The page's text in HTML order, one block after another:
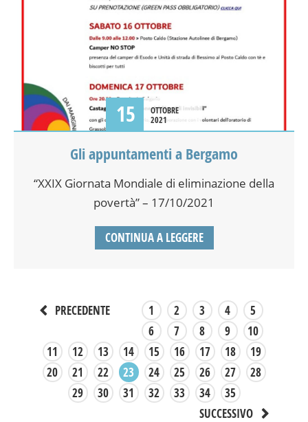
15
OTTOBRE
2021
Gli appuntamenti a Bergamo
“XXIX Giornata Mondiale di eliminazione della
povertà” – 17/10/2021
CONTINUA A LEGGERE
PRECEDENTE 1 2 3 4
5
6
7 8 9
10
11
12 13 14 15 16 17 18
19
20
21 22 23 24 25 26 27
28
29
30 31 32 33 34
35
SUCCESSIVO